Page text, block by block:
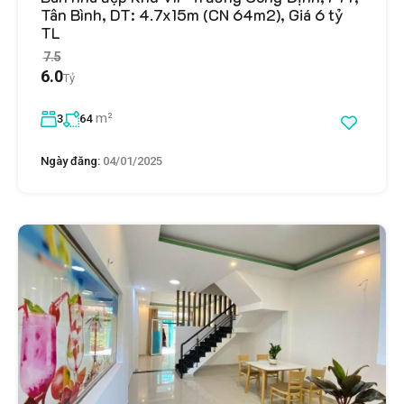
Tân Bình, DT: 4.7x15m (CN 64m2), Giá 6 tỷ
TL
6.0
7.5
Tỷ
3 64 m²
Ngày đăng: 04/01/2025